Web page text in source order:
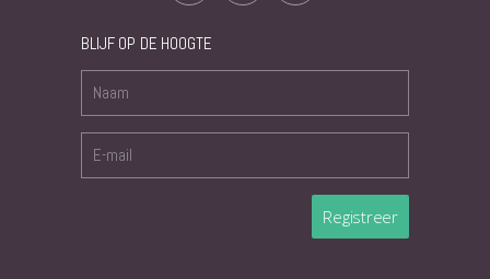
BLIJF OP DE HOOGTE
Registreer